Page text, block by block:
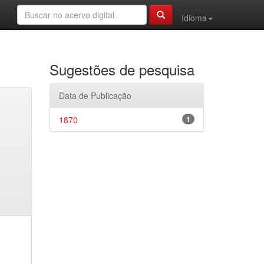
Idioma
Sugestões de pesquisa
Data de Publicação
1
1870